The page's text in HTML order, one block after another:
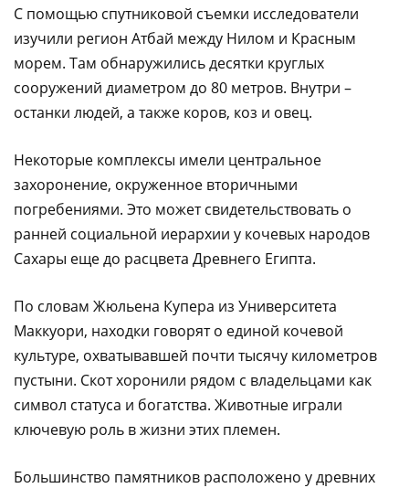
С помощью спутниковой съемки исследователи
изучили регион Атбай между Нилом и Красным
морем. Там обнаружились десятки круглых
сооружений диаметром до 80 метров. Внутри –
останки людей, а также коров, коз и овец.
Некоторые комплексы имели центральное
захоронение, окруженное вторичными
погребениями. Это может свидетельствовать о
ранней социальной иерархии у кочевых народов
Сахары еще до расцвета Древнего Египта.
По словам Жюльена Купера из Университета
Маккуори, находки говорят о единой кочевой
культуре, охватывавшей почти тысячу километров
пустыни. Скот хоронили рядом с владельцами как
символ статуса и богатства. Животные играли
ключевую роль в жизни этих племен.
Большинство памятников расположено у древних